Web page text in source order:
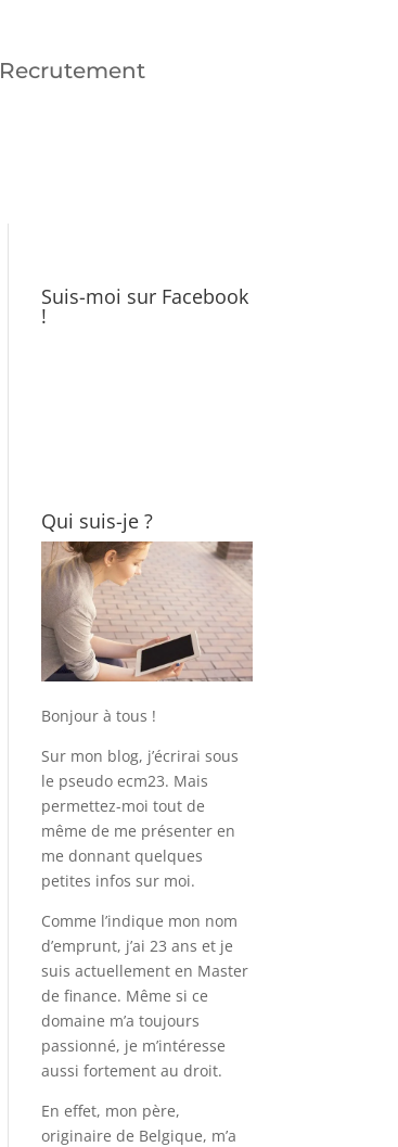
Recrutement
Suis-moi sur Facebook
!
Qui suis-je ?
Bonjour à tous !
Sur mon blog, j’écrirai sous
le pseudo ecm23. Mais
permettez-moi tout de
même de me présenter en
me donnant quelques
petites infos sur moi.
Comme l’indique mon nom
d’emprunt, j’ai 23 ans et je
suis actuellement en Master
de finance. Même si ce
domaine m’a toujours
passionné, je m’intéresse
aussi fortement au droit.
En effet, mon père,
originaire de Belgique, m’a